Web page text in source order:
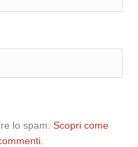
lo spam.Scopri come